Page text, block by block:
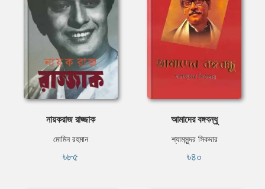
নায়করাজ রাজ্জাক
মোমিন রহমান
৳৮৫
আমাদের বঙ্গবন্ধু
শ্যামসুন্দর সিকদার
৳৪০